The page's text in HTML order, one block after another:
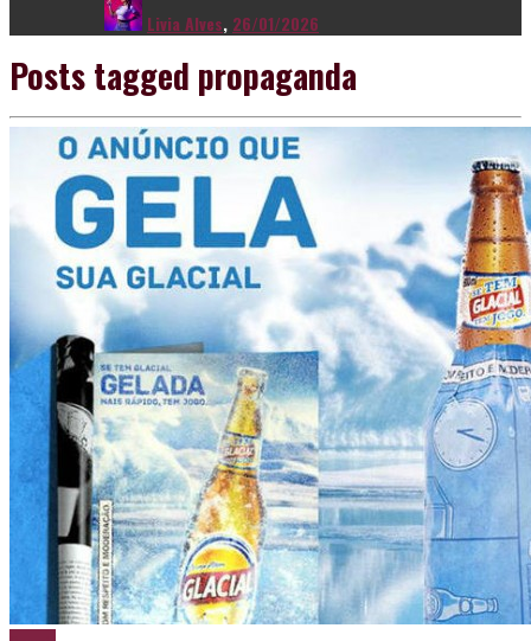
Livia Alves, 26/01/2026
Posts tagged propaganda